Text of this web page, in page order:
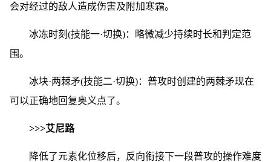
会对经过的敌人造成伤害及附加寒霜。
冰冻时刻(技能一·切换)：略微减少持续时长和判定范
围。
冰块·两棘矛(技能二·切换)：普攻时创建的两棘矛现在
可以正确地回复奥义点了。
>>>艾尼路
降低了元素化位移后，反向衔接下一段普攻的操作难度